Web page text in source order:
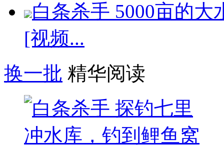
白条杀手 5000亩的
[视频...
换一批 精华阅读